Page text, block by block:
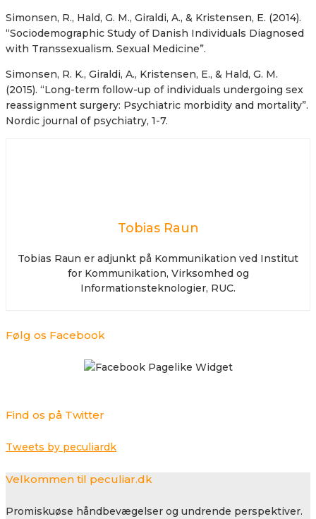
Simonsen, R., Hald, G. M., Giraldi, A., & Kristensen, E. (2014).
“Sociodemographic Study of Danish Individuals Diagnosed
with Transsexualism. Sexual Medicine”.
Simonsen, R. K., Giraldi, A., Kristensen, E., & Hald, G. M.
(2015). “Long-term follow-up of individuals undergoing sex
reassignment surgery: Psychiatric morbidity and mortality”.
Nordic journal of psychiatry, 1-7.
Tobias Raun
Tobias Raun er adjunkt på Kommunikation ved Institut
for Kommunikation, Virksomhed og
Informationsteknologier, RUC.
Følg os Facebook
Find os på Twitter
Tweets by peculiardk
Velkommen til peculiar.dk
Promiskuøse håndbevægelser og undrende perspektiver.